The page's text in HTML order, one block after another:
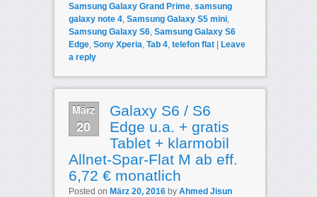
Samsung Galaxy Grand Prime, samsung
galaxy note 4, Samsung Galaxy S5 mini,
Samsung Galaxy S6, Samsung Galaxy S6
Edge, Sony Xperia Tab 4, telefon flat | Leave
a reply
März
20
Galaxy S6 / S6
Edge u.a. + gratis
Tablet + klarmobil
Allnet-Spar-Flat M ab eff.
6,72 € monatlich
Posted on März 20, 2016 by Ahmed Jisun